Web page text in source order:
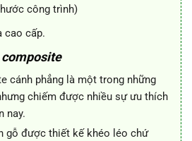
công trình)
cao cấp.
cánh phẳng là một trong những
chiếm được nhiều sự ưu thích
nay.
gỗ được thiết kế khéo léo chứ